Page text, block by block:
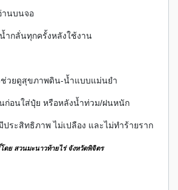
านบนจอ
ำกลั่นทุกครั้งหลังใช้งาน
ช่วยดูสุขภาพดิน-น้ำแบบแม่นยำ
ก่อนใส่ปุ๋ย หรือหลังน้ำท่วม/ฝนหนัก
ประสิทธิภาพ ไม่เปลือง และไม่ทำร้ายราก
ดย สวนมะนาวท้ายไร่ จังหวัดพิจิตร